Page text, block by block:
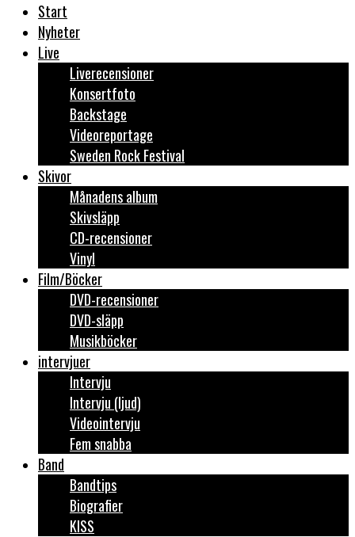
Start
Nyheter
Live
Liverecensioner
Konsertfoto
Backstage
Videoreportage
Sweden Rock Festival
Skivor
Månadens album
Skivsläpp
CD-recensioner
Vinyl
Film/Böcker
DVD-recensioner
DVD-släpp
Musikböcker
intervjuer
Intervju
Intervju (ljud)
Videointervju
Fem snabba
Band
Bandtips
Biografier
KISS